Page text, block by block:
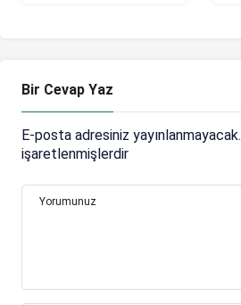
Bir Cevap Yaz
E-posta adresiniz yayınlanmayacak.
işaretlenmişlerdir
Yorumunuz